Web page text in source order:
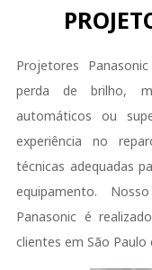
Projetores
perda de brilho,
automáticos ou
experiência no
técnicas adequadas
equipamento.
Panasonic é
clientes em São Paulo